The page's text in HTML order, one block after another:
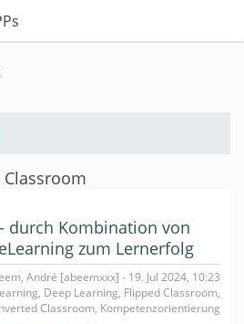
durch Kombination von
zum Lernerfolg
André [abeemxxx] - 19. Jul 2024, 10:23
Deep Learning, Flipped Classroom,
Classroom, Kompetenzorientierung